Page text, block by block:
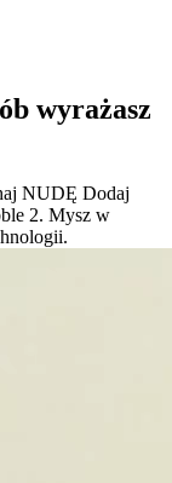
wyrażasz
NUDĘ Dodaj
2. Mysz w